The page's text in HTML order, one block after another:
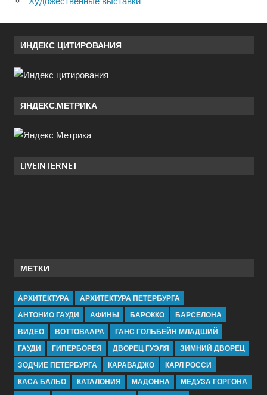
ИНДЕКС ЦИТИРОВАНИЯ
ЯНДЕКС.МЕТРИКА
LIVEINTERNET
МЕТКИ
АРХИТЕКТУРА
АРХИТЕКТУРА ПЕТЕРБУРГА
АНТОНИО ГАУДИ
АФИНЫ БАРОККО
БАРСЕЛОНА
ВИДЕО
ВОТТОВААРА
ГАНС ГОЛЬБЕЙН МЛАДШИЙ
ГАУДИ
ГИПЕРБОРЕЯ ДВОРЕЦ ГУЭЛЯ
ЗИМНИЙ ДВОРЕЦ
ЗОДЧИЕ ПЕТЕРБУРГА
КАРАВАДЖО
КАРЛ РОССИ
КАСА БАЛЬО
КАТАЛОНИЯ МАДОННА
МЕДУЗА ГОРГОНА